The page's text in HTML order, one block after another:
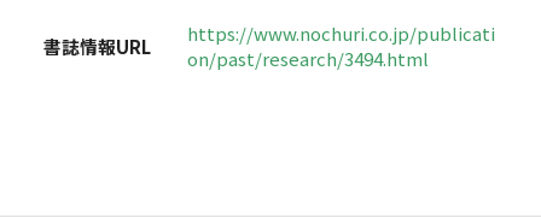
書誌情報URL
https://www.nochuri.co.jp/publicati
on/past/research/3494.html